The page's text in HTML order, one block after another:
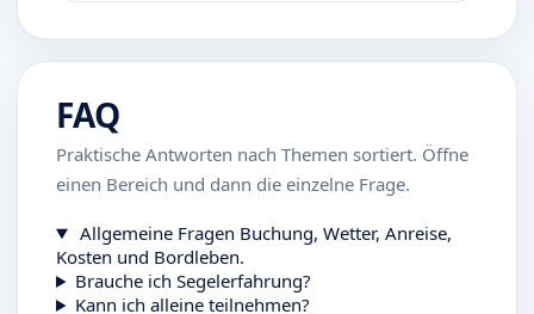
FAQ
Praktische Antworten nach Themen sortiert. Öffne
einen Bereich und dann die einzelne Frage.
Allgemeine Fragen Buchung, Wetter, Anreise,
Kosten und Bordleben.
Brauche ich Segelerfahrung?
Kann ich alleine teilnehmen?